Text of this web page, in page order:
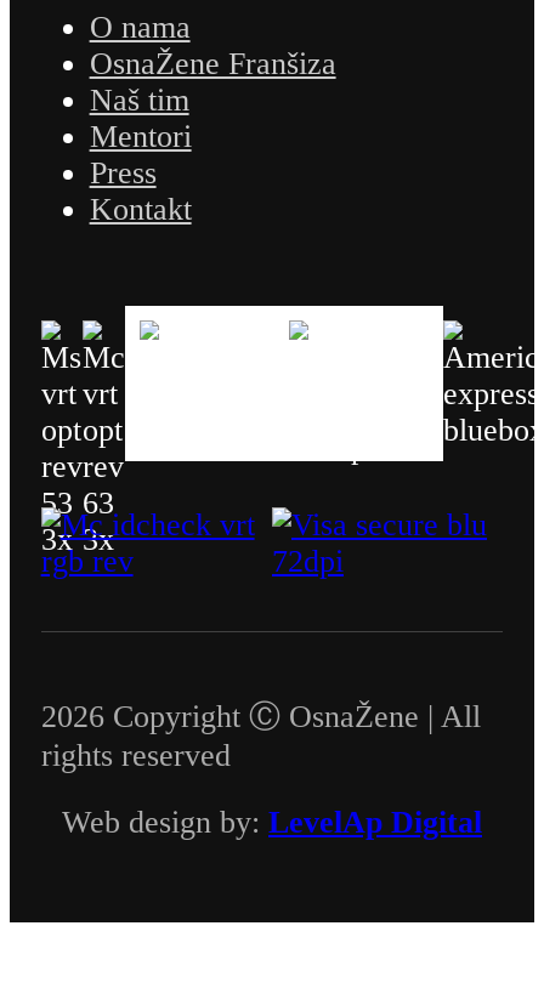
O nama
OsnaŽene Franšiza
Naš tim
Mentori
Press
Kontakt
2026 Copyright Ⓒ OsnaŽene | All
rights reserved
Web design by: LevelAp Digital